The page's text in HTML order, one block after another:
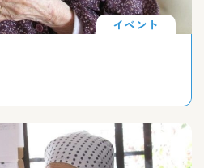
イベント